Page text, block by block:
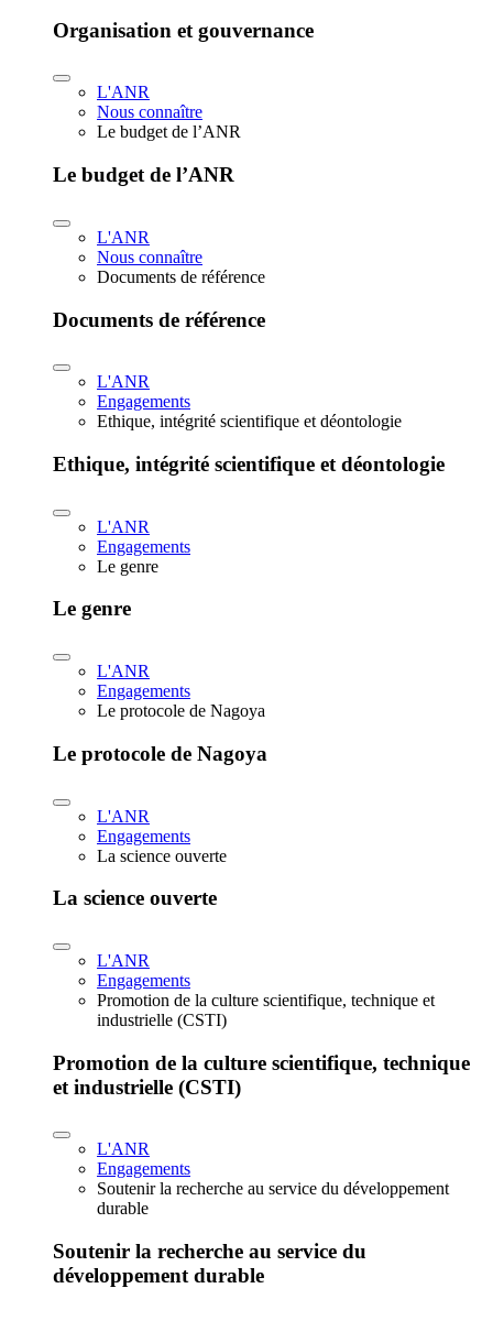
Organisation et gouvernance
L'ANR
Nous connaître
Le budget de l’ANR
Le budget de l’ANR
L'ANR
Nous connaître
Documents de référence
Documents de référence
L'ANR
Engagements
Ethique, intégrité scientifique et déontologie
Ethique, intégrité scientifique et déontologie
L'ANR
Engagements
Le genre
Le genre
L'ANR
Engagements
Le protocole de Nagoya
Le protocole de Nagoya
L'ANR
Engagements
La science ouverte
La science ouverte
L'ANR
Engagements
Promotion de la culture scientifique, technique et
industrielle (CSTI)
Promotion de la culture scientifique, technique
et industrielle (CSTI)
L'ANR
Engagements
Soutenir la recherche au service du développement
durable
Soutenir la recherche au service du
développement durable